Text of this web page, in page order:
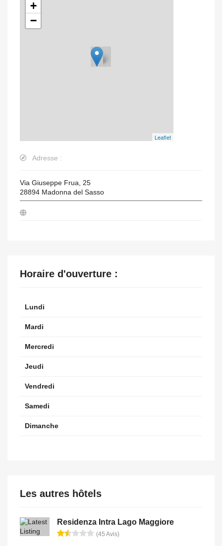
+
−
Leaflet
Adresse :
Via Giuseppe Frua, 25
28894 Madonna del Sasso
Horaire d'ouverture :
Lundi
Mardi
Mercredi
Jeudi
Vendredi
Samedi
Dimanche
Les autres hôtels
Residenza Intra Lago Maggiore
(45 Avis)